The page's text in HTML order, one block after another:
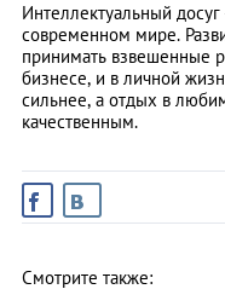
Интеллектуальный
современном мире.
принимать взвешенные
бизнесе, и в личной
сильнее, а отдых в
качественным.
Смотрите также: